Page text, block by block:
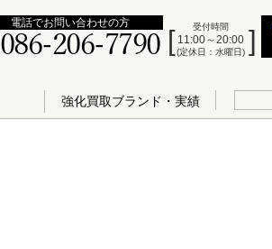
受付時間
11:00～20:00
(定休日：水曜日)
電話でお問い合わせの方
086-206-7790
強化買取ブランド・実績